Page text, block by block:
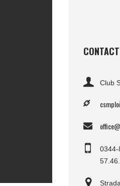
CONTACT
Club
0344-